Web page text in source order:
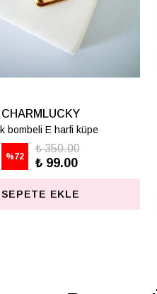
CHARMLUCKY
Çelik bombeli M harfi lüpe
₺ 99.00
SEPETE EKLE